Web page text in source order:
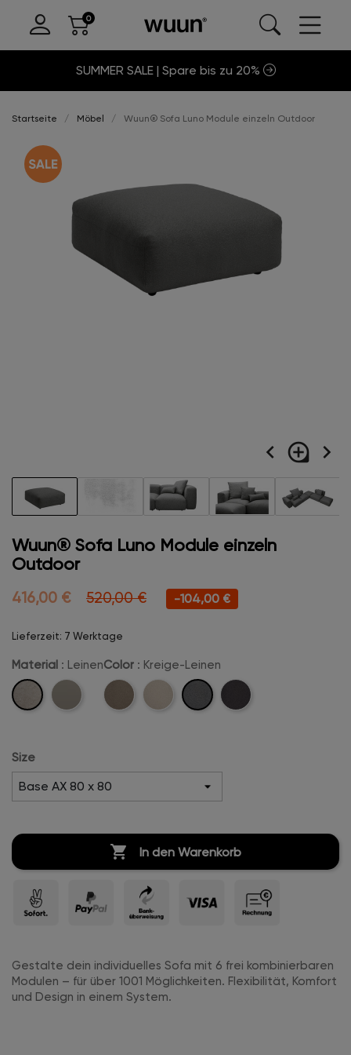
SUMMER SALE | Spare bis zu 20%
Startseite Möbel Wuun® Sofa Luno Module einzeln Outdoor
navigate_before loupe navigate_next
Wuun® Sofa Luno Module einzeln
Outdoor
416,00 € 520,00 € -104,00 €
Lieferzeit: 7 Werktage
Material : Leinen
Leinen
Marine-
Color : Kreige-Leinen
Beige-
Creme-Kreige-
Leinen
Anthrazit-
Size
 In den Warenkorb
Gestalte dein individuelles Sofa mit 6 frei kombinierbaren
Modulen – für über 1001 Möglichkeiten. Flexibilität, Komfort
und Design in einem System.